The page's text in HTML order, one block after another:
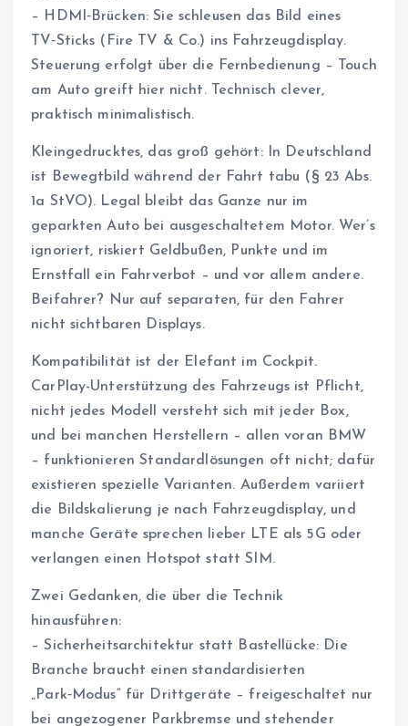
– HDMI‑Brücken: Sie schleusen das Bild eines
TV‑Sticks (Fire TV & Co.) ins Fahrzeugdisplay.
Steuerung erfolgt über die Fernbedienung – Touch
am Auto greift hier nicht. Technisch clever,
praktisch minimalistisch.
Kleingedrucktes, das groß gehört: In Deutschland
ist Bewegtbild während der Fahrt tabu (§ 23 Abs.
1a StVO). Legal bleibt das Ganze nur im
geparkten Auto bei ausgeschaltetem Motor. Wer’s
ignoriert, riskiert Geldbußen, Punkte und im
Ernstfall ein Fahrverbot – und vor allem andere.
Beifahrer? Nur auf separaten, für den Fahrer
nicht sichtbaren Displays.
Kompatibilität ist der Elefant im Cockpit.
CarPlay-Unterstützung des Fahrzeugs ist Pflicht,
nicht jedes Modell versteht sich mit jeder Box,
und bei manchen Herstellern – allen voran BMW
– funktionieren Standardlösungen oft nicht; dafür
existieren spezielle Varianten. Außerdem variiert
die Bildskalierung je nach Fahrzeugdisplay, und
manche Geräte sprechen lieber LTE als 5G oder
verlangen einen Hotspot statt SIM.
Zwei Gedanken, die über die Technik
hinausführen:
– Sicherheitsarchitektur statt Bastellücke: Die
Branche braucht einen standardisierten
„Park‑Modus“ für Drittgeräte – freigeschaltet nur
bei angezogener Parkbremse und stehender